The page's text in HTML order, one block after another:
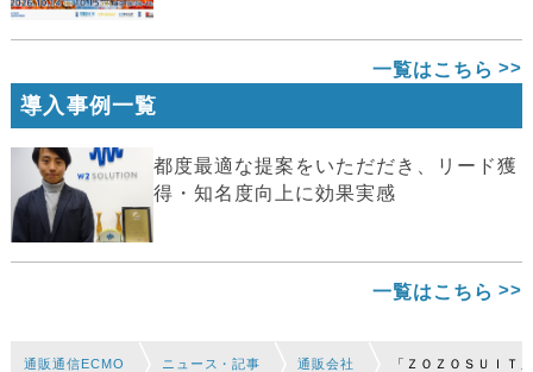
一覧はこちら
導入事例一覧
都度最適な提案をいただだき、リード獲
得・知名度向上に効果実感
一覧はこちら
通販通信ECMO ニュース・記事 通販会社 「ＺＯＺＯＳＵＩＴ